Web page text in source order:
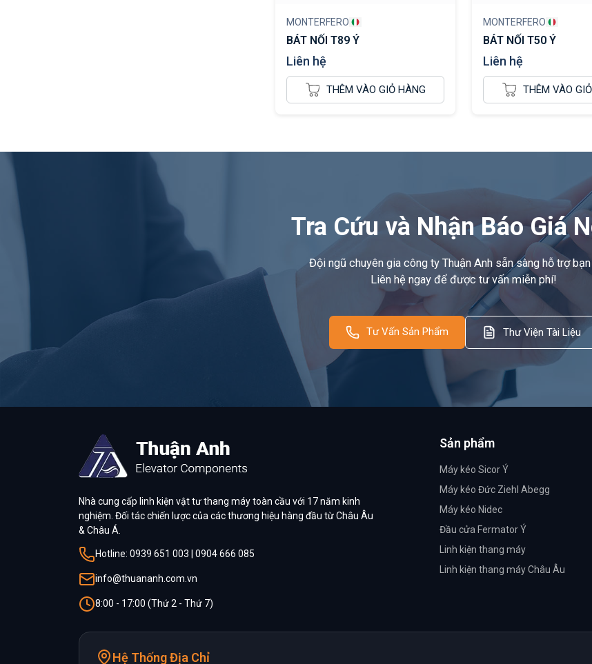
MONTERFERO
BÁT NỐI T89 Ý
Liên hệ
THÊM VÀO GIỎ HÀNG
MONTERFERO
BÁT NỐI T50 Ý
Liên hệ
THÊM VÀO
Tra Cứu và Nhận Báo Giá
Đội ngũ chuyên gia công ty Thuận Anh sẵn sàng hỗ trợ
Liên hệ ngay để được tư vấn miễn phí!
Tư Vấn Sản Phẩm Thư Viện Tài Liệu
Nhà cung cấp linh kiện vật tư thang máy toàn cầu với 17 năm kinh
nghiệm. Đối tác chiến lược của các thương hiệu hàng đầu từ Châu Âu
& Châu Á.
Hotline: 0939 651 003 | 0904 666 085
info@thuananh.com.vn
8:00 - 17:00 (Thứ 2 - Thứ 7)
Hệ Thống Địa Chỉ
Sản phẩm
Máy kéo Sicor Ý
Máy kéo Đức Ziehl Abegg
Máy kéo Nidec
Đầu cửa Fermator Ý
Linh kiện thang máy
Linh kiện thang máy Châu Âu